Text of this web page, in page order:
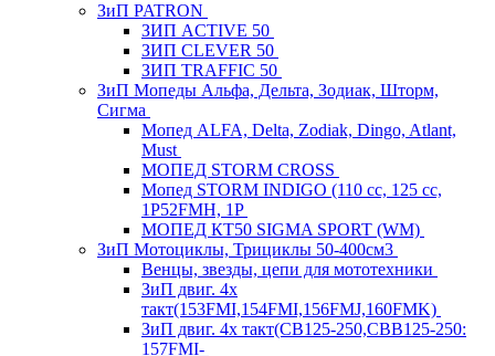
ЗиП PATRON
ЗИП ACTIVE 50
ЗИП CLEVER 50
ЗИП TRAFFIC 50
ЗиП Мопеды Альфа, Дельта, Зодиак, Шторм,
Сигма
Мопед ALFA, Delta, Zodiak, Dingo, Atlant,
Must
МОПЕД STORM CROSS
Мопед STORM INDIGO (110 сс, 125 cc,
1P52FMH, 1P
МОПЕД КТ50 SIGMA SPORT (WM)
ЗиП Мотоциклы, Трициклы 50-400см3
Венцы, звезды, цепи для мототехники
ЗиП двиг. 4х
такт(153FMI,154FMI,156FMJ,160FMK)
ЗиП двиг. 4х такт(CB125-250,CBB125-250:
157FMI-